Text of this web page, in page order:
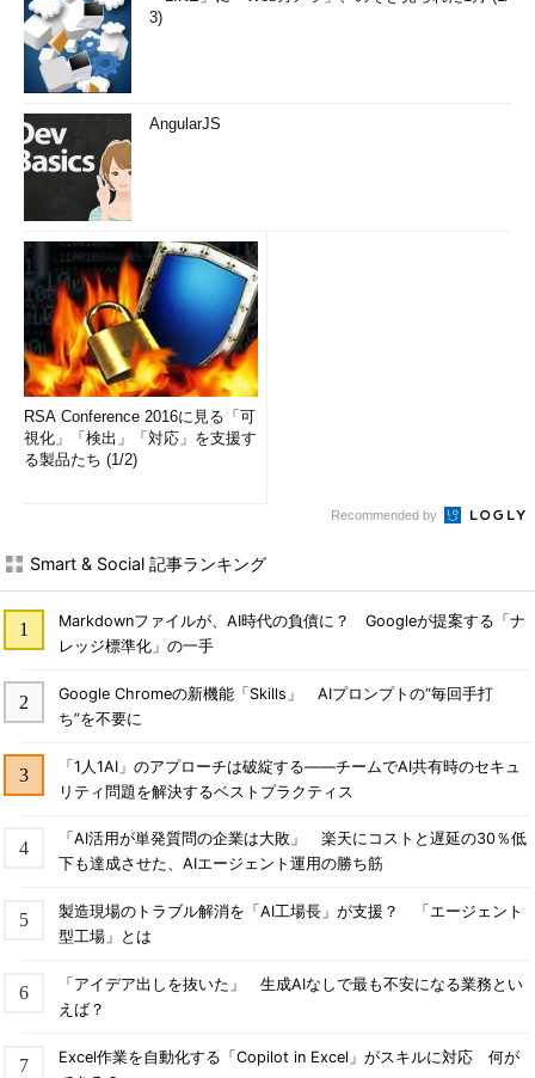
3)
AngularJS
RSA Conference 2016に見る「可
視化」「検出」「対応」を支援す
る製品たち (1/2)
Recommended by
Smart & Social 記事ランキング
Markdownファイルが、AI時代の負債に？ Googleが提案する「ナ
レッジ標準化」の一手
Google Chromeの新機能「Skills」 AIプロンプトの“毎回手打
ち”を不要に
「1人1AI」のアプローチは破綻する――チームでAI共有時のセキュ
リティ問題を解決するベストプラクティス
「AI活用が単発質問の企業は大敗」 楽天にコストと遅延の30％低
下も達成させた、AIエージェント運用の勝ち筋
製造現場のトラブル解消を「AI工場長」が支援？ 「エージェント
型工場」とは
「アイデア出しを抜いた」 生成AIなしで最も不安になる業務とい
えば？
Excel作業を自動化する「Copilot in Excel」がスキルに対応 何が